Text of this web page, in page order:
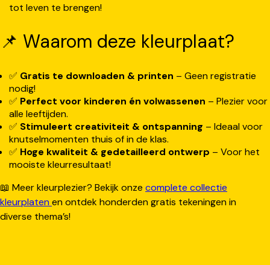
tot leven te brengen!
📌 Waarom deze kleurplaat?
✅ Gratis te downloaden & printen – Geen registratie
nodig!
✅ Perfect voor kinderen én volwassenen – Plezier voor
alle leeftijden.
✅ Stimuleert creativiteit & ontspanning – Ideaal voor
knutselmomenten thuis of in de klas.
✅ Hoge kwaliteit & gedetailleerd ontwerp – Voor het
mooiste kleurresultaat!
📖 Meer kleurplezier? Bekijk onze complete collectie
kleurplatenen ontdek honderden gratis tekeningen in
diverse thema’s!